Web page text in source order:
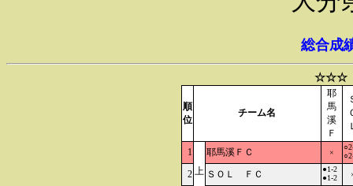
総合成
☆☆☆
順
位
チーム名
耶
馬
溪
Ｆ
1
上
耶馬溪ＦＣ ×
2 ＳＯＬ ＦＣ
●1-2
●1-2